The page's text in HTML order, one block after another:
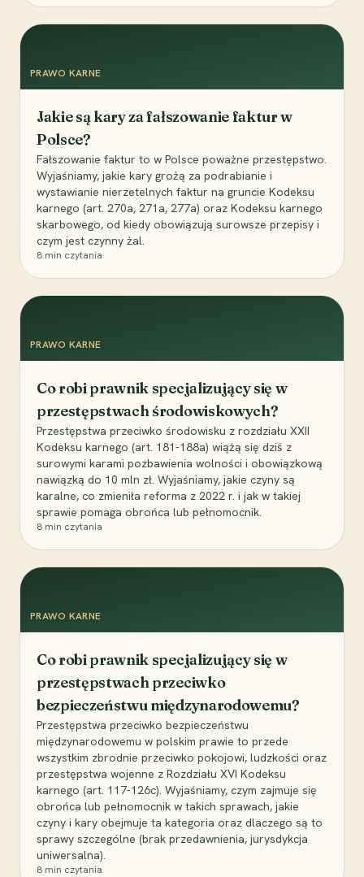
PRAWO KARNE
Jakie są kary za fałszowanie faktur w
Polsce?
Fałszowanie faktur to w Polsce poważne przestępstwo.
Wyjaśniamy, jakie kary grożą za podrabianie i
wystawianie nierzetelnych faktur na gruncie Kodeksu
karnego (art. 270a, 271a, 277a) oraz Kodeksu karnego
skarbowego, od kiedy obowiązują surowsze przepisy i
czym jest czynny żal.
8 min czytania
PRAWO KARNE
Co robi prawnik specjalizujący się w
przestępstwach środowiskowych?
Przestępstwa przeciwko środowisku z rozdziału XXII
Kodeksu karnego (art. 181-188a) wiążą się dziś z
surowymi karami pozbawienia wolności i obowiązkową
nawiązką do 10 mln zł. Wyjaśniamy, jakie czyny są
karalne, co zmieniła reforma z 2022 r. i jak w takiej
sprawie pomaga obrońca lub pełnomocnik.
8 min czytania
PRAWO KARNE
Co robi prawnik specjalizujący się w
przestępstwach przeciwko
bezpieczeństwu międzynarodowemu?
Przestępstwa przeciwko bezpieczeństwu
międzynarodowemu w polskim prawie to przede
wszystkim zbrodnie przeciwko pokojowi, ludzkości oraz
przestępstwa wojenne z Rozdziału XVI Kodeksu
karnego (art. 117-126c). Wyjaśniamy, czym zajmuje się
obrońca lub pełnomocnik w takich sprawach, jakie
czyny i kary obejmuje ta kategoria oraz dlaczego są to
sprawy szczególne (brak przedawnienia, jurysdykcja
uniwersalna).
8 min czytania